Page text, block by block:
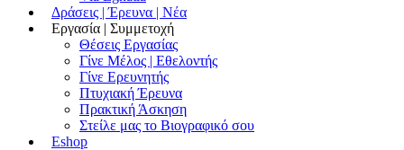
Δράσεις | Έρευνα | Νέα
Εργασία | Συμμετοχή
Θέσεις Εργασίας
Γίνε Μέλος | Εθελοντής
Γίνε Ερευνητής
Πτυχιακή Έρευνα
Πρακτική Άσκηση
Στείλε μας το Βιογραφικό σου
Eshop